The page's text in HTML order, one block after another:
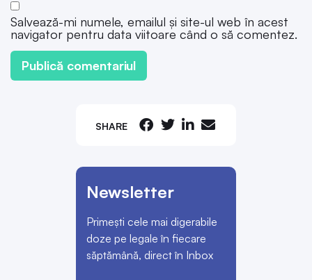
SHARE
Newsletter
Primești cele mai digerabile
doze pe legale în fiecare
săptămână, direct în Inbox
Salvează-mi numele, emailul și site-ul web în acest
navigator pentru data viitoare când o să comentez.